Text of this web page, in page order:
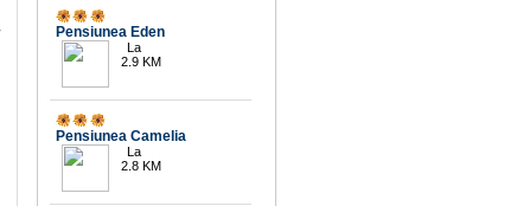
Pensiunea Eden
La
2.9 KM
Pensiunea Camelia
La
2.8 KM